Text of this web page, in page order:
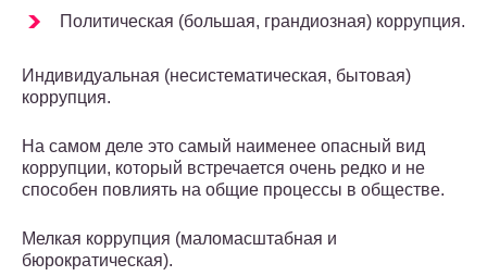
Политическая (большая, грандиозная) коррупция.
Индивидуальная (несистематическая, бытовая)
коррупция.
На самом деле это самый наименее опасный вид
коррупции, который встречается очень редко и не
способен повлиять на общие процессы в обществе.
Мелкая коррупция (маломасштабная и
бюрократическая).